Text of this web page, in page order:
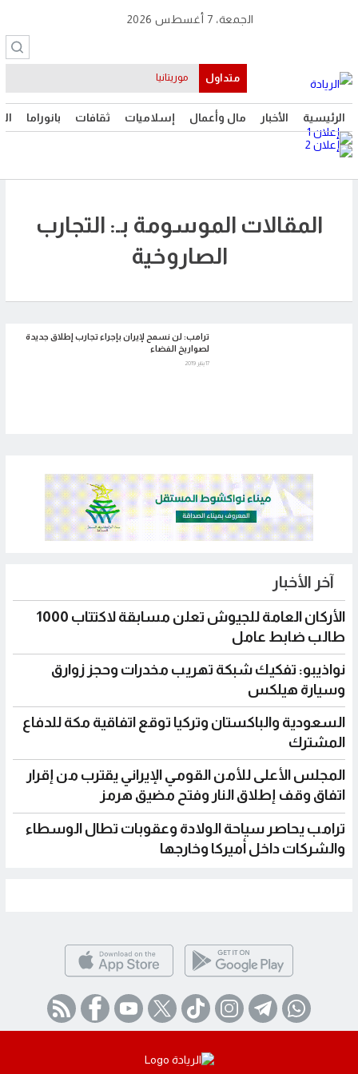
الرئيسية الأخبار مال وأعمال إسلاميات ثقافات بانوراما
الجمعة، 7 أغسطس 2026
متداول موريتانيا
المقالات الموسومة بـ: التجارب
الصاروخية
ترامب: لن نسمح لإيران بإجراء تجارب إطلاق جديدة
لصواريخ الفضاء
17 يناير 2019
آخر الأخبار
الأركان العامة للجيوش تعلن مسابقة لاكتتاب 1000
طالب ضابط عامل
نواذيبو: تفكيك شبكة تهريب مخدرات وحجز زوارق
وسيارة هيلكس
السعودية والباكستان وتركيا توقع اتفاقية مكة للدفاع
المشترك
المجلس الأعلى للأمن القومي الإيراني يقترب من إقرار
اتفاق وقف إطلاق النار وفتح مضيق هرمز
ترامب يحاصر سياحة الولادة وعقوبات تطال الوسطاء
والشركات داخل أميركا وخارجها